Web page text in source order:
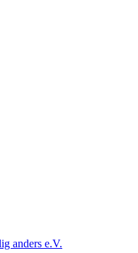
anders e.V.